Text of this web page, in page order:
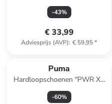
-43%
€ 33,99
Adviesprijs (AVP): € 59,95*
Puma
Hardloopschoenen "PWR XX
Nitro Luxe"
zwart/lichtblauw/wit
-60%